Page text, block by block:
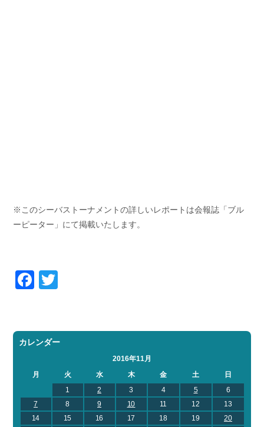
※このシーバストーナメントの詳しいレポートは会報誌「ブル
ーピーター」にて掲載いたします。
Facebook
カレンダー
2016年11月
月
火 水 木 金 土
日
1
2 3 4 5
6
7
8 9 10 11 12
13
14
15 16 17 18 19
20